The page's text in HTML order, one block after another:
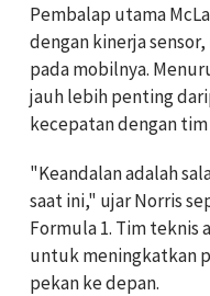
Pembalap utama
dengan kinerja
pada mobilnya.
jauh lebih penting
kecepatan dengan tim
"Keandalan adalah
saat ini," ujar Norris
Formula 1. Tim teknis
untuk meningkatkan
pekan ke depan.